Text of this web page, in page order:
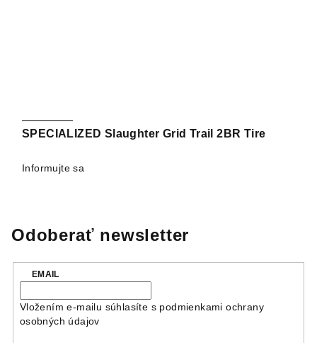
SPECIALIZED Slaughter Grid Trail 2BR Tire
Informujte sa
Odoberať newsletter
EMAIL
Vložením e-mailu súhlasíte s podmienkami ochrany
osobných údajov